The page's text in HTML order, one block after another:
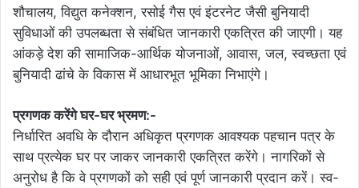
शौचालय, विद्युत कनेक्शन, रसोई गैस एवं इंटरनेट जैसी बुनियादी
सुविधाओं की उपलब्धता से संबंधित जानकारी एकत्रित की जाएगी। यह
आंकड़े देश की सामाजिक-आर्थिक योजनाओं, आवास, जल, स्वच्छता एवं
बुनियादी ढांचे के विकास में आधारभूत भूमिका निभाएंगे।
प्रगणक करेंगे घर-घर भ्रमण:-
निर्धारित अवधि के दौरान अधिकृत प्रगणक आवश्यक पहचान पत्र के
साथ प्रत्येक घर पर जाकर जानकारी एकत्रित करेंगे। नागरिकों से
अनुरोध है कि वे प्रगणकों को सही एवं पूर्ण जानकारी प्रदान करें। स्व-